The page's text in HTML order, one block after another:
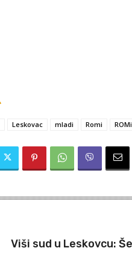
Leskovac mladi Romi
Viši sud u Leskovcu: